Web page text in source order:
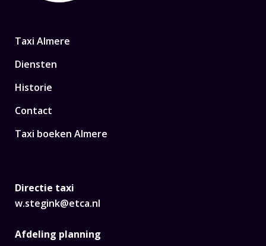
Taxi Almere
Diensten
Historie
Contact
Taxi boeken Almere
Directie taxi
w.stegink@etca.nl
Afdeling planning